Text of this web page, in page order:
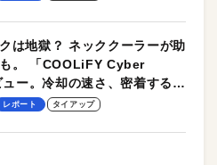
は地獄？ ネッククーラーが助
。 「COOLiFY Cyber
ー。冷却の速さ、密着する冷
シンプルな操作性がグッド！
レポート タイアップ